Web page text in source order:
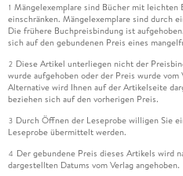
1 Mängelexemplare sind Bücher mit leichten
einschränken. Mängelexemplare sind durch
Die frühere Buchpreisbindung ist
sich auf den gebundenen Preis eines
2 Diese Artikel unterliegen nicht der
wurde aufgehoben oder der Preis wurde
Alternative wird Ihnen auf der Artikelseite
beziehen sich auf den vorherigen Preis.
3 Durch Öffnen der Leseprobe willigen Sie
Leseprobe übermittelt werden.
4 Der gebundene Preis dieses Artikels wird
dargestellten Datums vom Verlag angehoben.